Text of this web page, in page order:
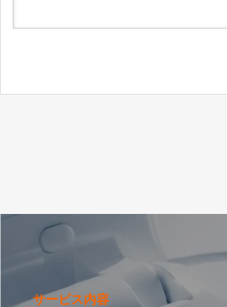
サービス内容